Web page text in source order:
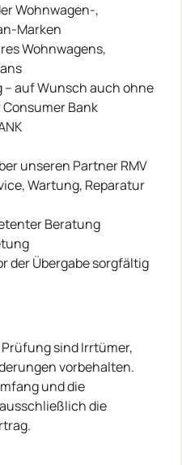
Wohnwagen-,
Marken
Wohnwagens,
auf Wunsch auch ohne
Bank
unseren Partner RMV
Wartung, Reparatur
Beratung
der Übergabe sorgfältig
sind Irrtümer,
vorbehalten.
und die
die